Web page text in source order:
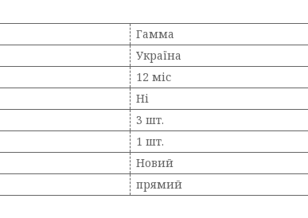
Гамма
Україна
12 міс
Ні
3 шт.
1 шт.
Новий
прямий